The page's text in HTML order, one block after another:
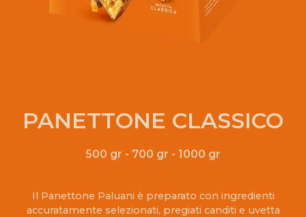
PANETTONE CLASSICO
500 gr - 700 gr - 1000 gr
Il Panettone Paluani è preparato con ingredienti
accuratamente selezionati, pregiati canditi e uvetta